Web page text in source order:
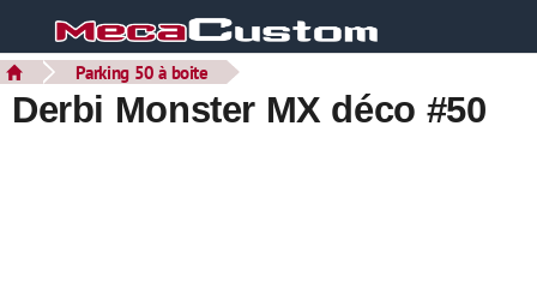
Parking 50 à boite
Derbi Monster MX déco #50